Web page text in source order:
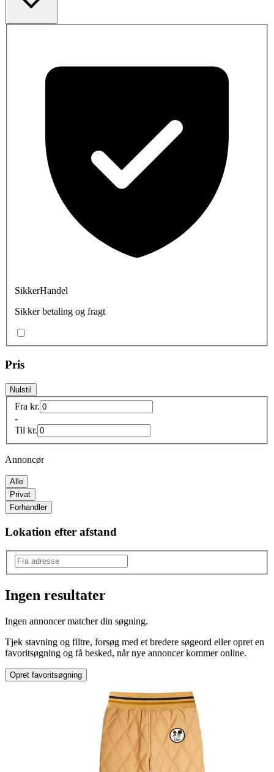
SikkerHandel
Sikker betaling og fragt
Pris
Nulstil
Fra kr.
-
Til kr.
Annoncør
Alle
Privat
Forhandler
Lokation efter afstand
Overtøj
Ingen resultater
Ingen annoncer matcher din søgning.
Tjek stavning og filtre, forsøg med et bredere søgeord eller opret en
favoritsøgning og få besked, når nye annoncer kommer online.
Opret favoritsøgning